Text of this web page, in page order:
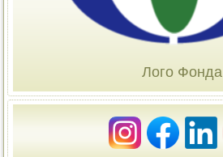
Лого Фонда